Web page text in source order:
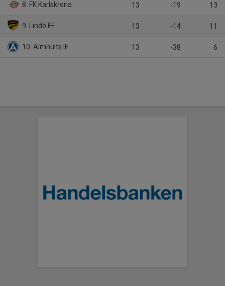
8. FK Karlskrona 13 -19 13
9. Lindö FF 13 -14 11
10. Älmhults IF 13 -38 6